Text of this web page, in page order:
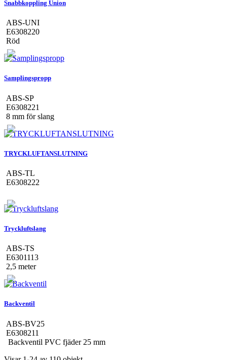
Snabbkoppling Union
ABS-UNI
E6308220
Röd
Samplingspropp
ABS-SP
E6308221
8 mm för slang
TRYCKLUFTANSLUTNING
ABS-TL
E6308222
Tryckluftslang
ABS-TS
E6301113
2,5 meter
Backventil
ABS-BV25
E6308211
Backventil PVC fjäder 25 mm